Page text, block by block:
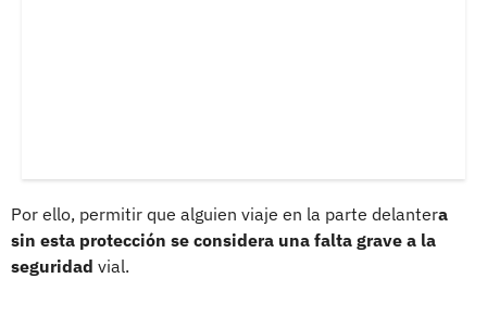
Por ello, permitir que alguien viaje en la parte delantera
sin esta protección se considera una falta grave a la
seguridad vial.